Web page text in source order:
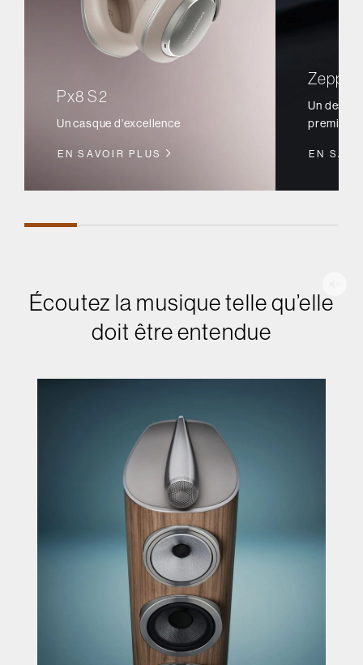
Px8 S2
Un casque d'excellence
EN SAVOIR PLUS
Un
première
EN
Écoutez la musique telle qu’elle
doit être entendue